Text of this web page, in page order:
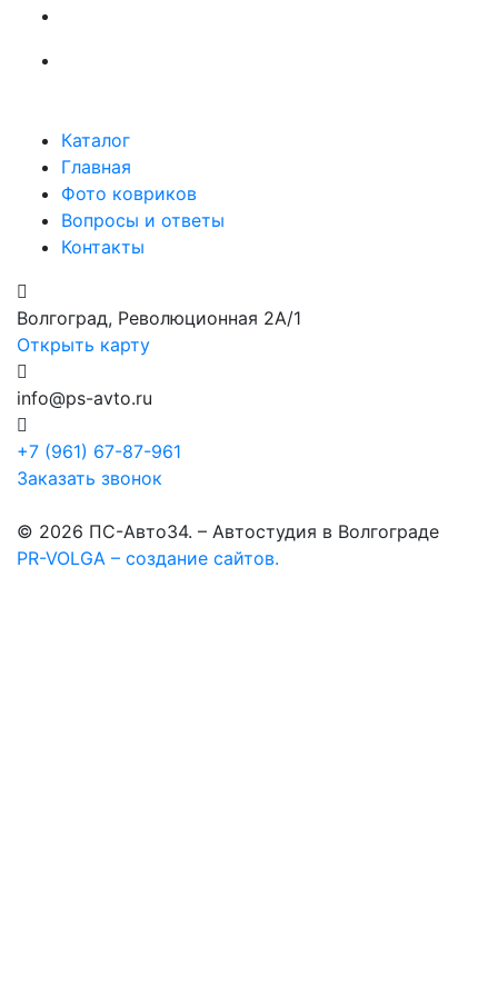
Каталог
Главная
Фото ковриков
Вопросы и ответы
Контакты
Волгоград, Революционная 2А/1
Открыть карту
info@ps-avto.ru
+7 (961) 67-87-961
Заказать звонок
© 2026 ПС-Авто34. – Автостудия в Волгограде
PR-VOLGA – создание сайтов.